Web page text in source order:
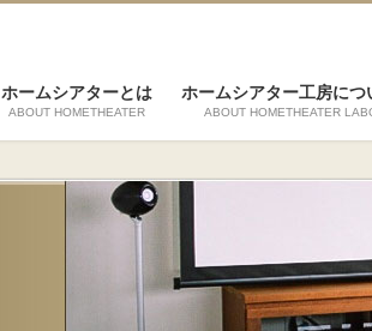
ホームシアターとは
ABOUT HOMETHEATER
ホームシアター工房につ
ABOUT HOMETHEATER